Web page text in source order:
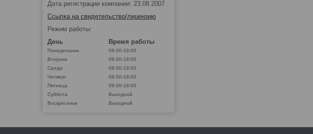
Дата регистрации компании: 23.08.2007
Ссылка на свидетельство/лицензию
Режим работы:
День
Время работы
Понедельник
09:00-18:00
Вторник
09:00-18:00
Среда
09:00-18:00
Четверг
09:00-18:00
Пятница
09:00-18:00
Суббота
Выходной
Воскресенье
Выходной